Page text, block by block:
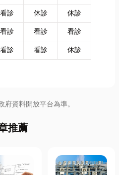
看診 休診
休診
看診 看診
看診
看診 看診 休診
資料開放平台為準。
推薦